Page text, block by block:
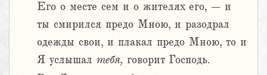
Его о месте сем и о жителях его, – и
ты смирился предо Мною, и разодрал
одежды свои, и плакал предо Мною, то и
Я услышал тебя, говорит Господь.